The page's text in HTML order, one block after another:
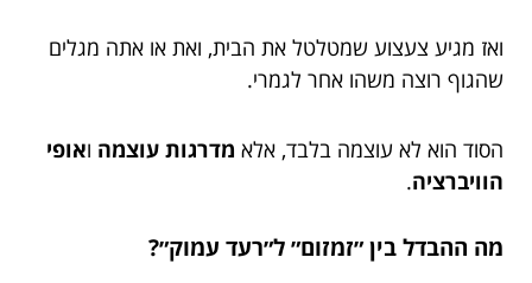
ואז מגיע צעצוע שמטלטל את הבית, ואת או אתה מגלים
שהגוף רוצה משהו אחר לגמרי.
הסוד הוא לא עוצמה בלבד, אלא מדרגות עוצמה ואופי
הוויברציה.
מה ההבדל בין ״זמזום״ ל״רעד עמוק״?